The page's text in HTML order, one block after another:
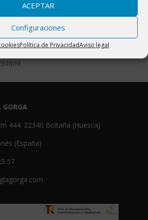
ACEPTAR
Configuraciones
Política de PrivacidadAviso legal
estancia que unas horas…
viajes/2013/viajes-
GORGA
444. 22340 Boltaña (Huesca)
(España)
57